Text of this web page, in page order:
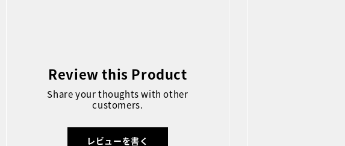
Review this Product
Share your thoughts with other
customers.
レビューを書く